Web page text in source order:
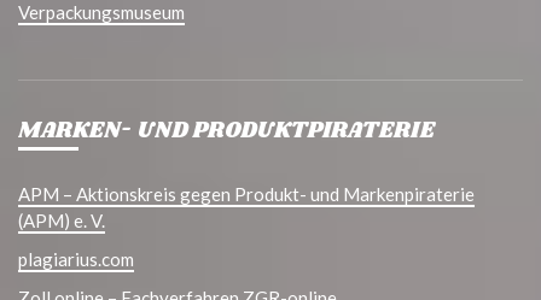
Verpackungsmuseum
MARKEN- UND PRODUKTPIRATERIE
APM – Aktionskreis gegen Produkt- und Markenpiraterie
(APM) e. V.
plagiarius.com